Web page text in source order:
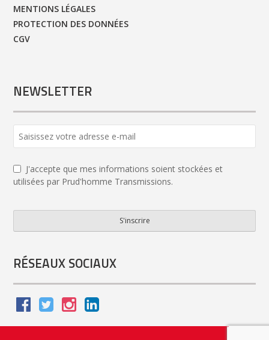
MENTIONS LÉGALES
PROTECTION DES DONNÉES
CGV
NEWSLETTER
J'accepte que mes informations soient stockées et
utilisées par Prud'homme Transmissions.
S'inscrire
RÉSEAUX SOCIAUX